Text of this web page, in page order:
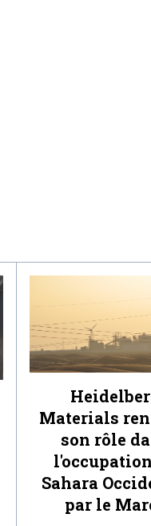
Materials
son rôle
Sahara
par le